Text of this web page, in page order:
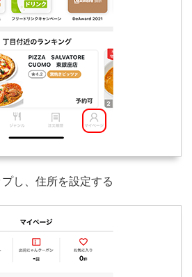
し、住所を設定する